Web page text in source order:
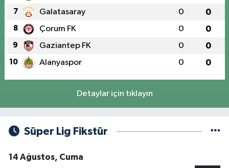
7 Galatasaray 0 0
8 Çorum FK 0 0
9 Gaziantep FK 0 0
10 Alanyaspor 0 0
Detaylar için tıklayın
Süper Lig Fikstür
14 Ağustos, Cuma